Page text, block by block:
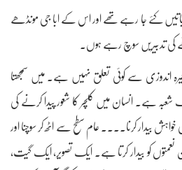
کئے جا رہے تھے اور اس کے ابا جی مونڈھے
کی تدبیریں سوچ رہے ہوں۔
اندوزی سے کوئی تعلق نہیں ہے۔ میں سمجھتا
شعبہ ہے۔ انسان میں کلچر کا شعور پیدا کرنے کی
بیدار کرنا.... عام سطح سے اٹھ کر سوچنا اور
کو بیدار کرتا ہے۔ ایک تصویر، ایک گیت،